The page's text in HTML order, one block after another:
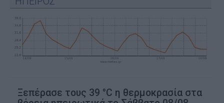
Ξεπέρασε τους 39 °C η θερμοκρασία στα